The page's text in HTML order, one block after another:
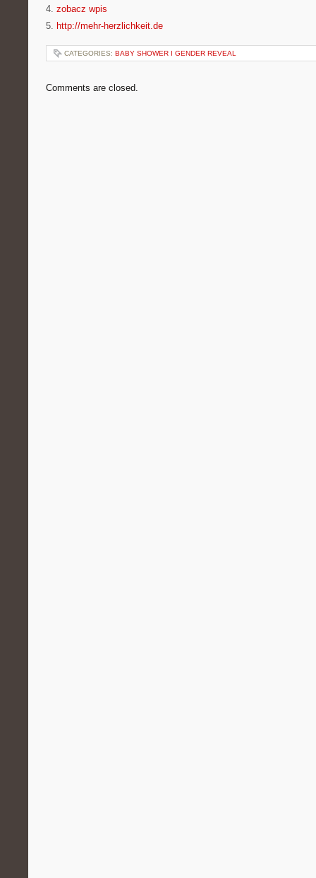
4. zobacz wpis
5. http://mehr-herzlichkeit.de
CATEGORIES: BABY SHOWER I GENDER REVEAL
Comments are closed.